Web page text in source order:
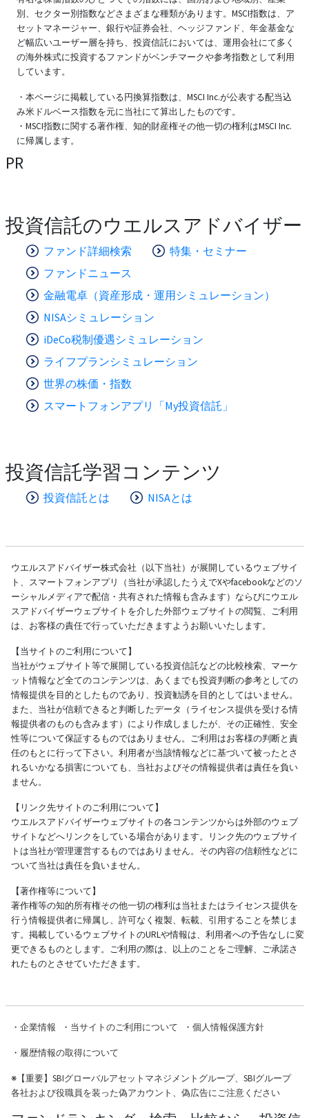
別、セクター別指数などさまざまな種類があります。MSCI指数は、ア
セットマネージャー、銀行や証券会社、ヘッジファンド、年金基金な
ど幅広いユーザー層を持ち、投資信託においては、運用会社にて多く
の海外株式に投資するファンドがベンチマークや参考指数として利用
しています。
・本ページに掲載している円換算指数は、MSCI Inc.が公表する配当込
み米ドルベース指数を元に当社にて算出したものです。
・MSCI指数に関する著作権、知的財産権その他一切の権利はMSCI Inc.
に帰属します。
PR
投資信託のウエルスアドバイザー
ファンド詳細検索
特集・セミナー
ファンドニュース
金融電卓（資産形成・運用シミュレーション）
NISAシミュレーション
iDeCo税制優遇シミュレーション
ライフプランシミュレーション
世界の株価・指数
スマートフォンアプリ「My投資信託」
投資信託学習コンテンツ
投資信託とは NISAとは
ウエルスアドバイザー株式会社（以下当社）が展開しているウェブサイ
ト、スマートフォンアプリ（当社が承認したうえでXやfacebookなどのソ
ーシャルメディアで配信・共有された情報も含みます）ならびにウエル
スアドバイザーウェブサイトを介した外部ウェブサイトの閲覧、ご利用
は、お客様の責任で行っていただきますようお願いいたします。
【当サイトのご利用について】
当社がウェブサイト等で展開している投資信託などの比較検索、マーケ
ット情報など全てのコンテンツは、あくまでも投資判断の参考としての
情報提供を目的としたものであり、投資勧誘を目的としてはいません。
また、当社が信頼できると判断したデータ（ライセンス提供を受ける情
報提供者のものも含みます）により作成しましたが、その正確性、安全
性等について保証するものではありません。ご利用はお客様の判断と責
任のもとに行って下さい。利用者が当該情報などに基づいて被ったとさ
れるいかなる損害についても、当社およびその情報提供者は責任を負い
ません。
【リンク先サイトのご利用について】
ウエルスアドバイザーウェブサイトの各コンテンツからは外部のウェブ
サイトなどへリンクをしている場合があります。リンク先のウェブサイ
トは当社が管理運営するものではありません。その内容の信頼性などに
ついて当社は責任を負いません。
【著作権等について】
著作権等の知的所有権その他一切の権利は当社またはライセンス提供を
行う情報提供者に帰属し、許可なく複製、転載、引用することを禁じま
す。掲載しているウェブサイトのURLや情報は、利用者への予告なしに変
更できるものとします。ご利用の際は、以上のことをご理解、ご承諾さ
れたものとさせていただきます。
・ 企業情報 ・ 当サイトのご利用について ・ 個人情報保護方針
・ 履歴情報の取得について
※【重要】SBIグローバルアセットマネジメントグループ、SBIグループ
各社および役職員を装った偽アカウント、偽広告にご注意ください